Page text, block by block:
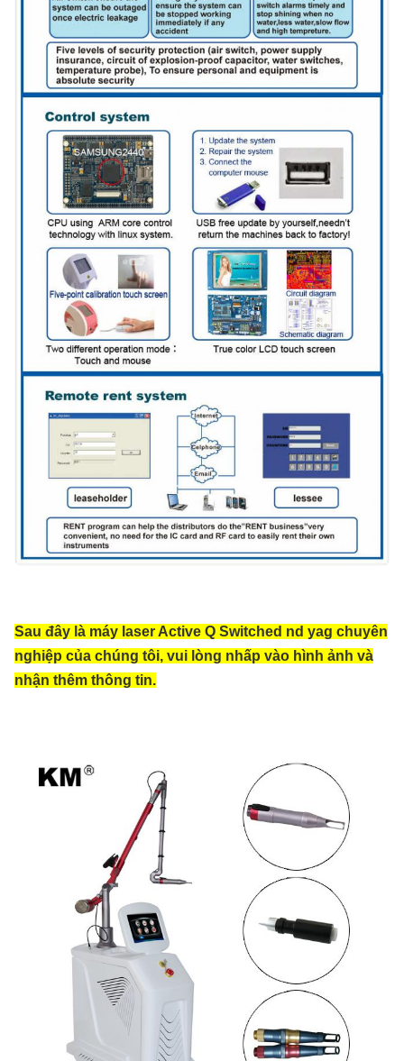
Sau đây là máy laser Active Q Switched nd yag chuyên
nghiệp của chúng tôi, vui lòng nhấp vào hình ảnh và
nhận thêm thông tin.